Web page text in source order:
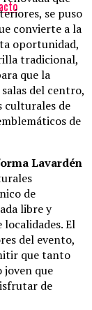
se puso
convierte a la
oportunidad,
tradicional,
que la
del centro,
culturales de
de
Lavardén
de
libre y
El
del evento,
que tanto
joven que
de